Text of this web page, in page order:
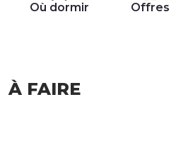
PLEIN AIR
Où dormir Offres
À FAIRE